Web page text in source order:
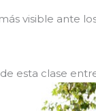
visible ante
esta clase